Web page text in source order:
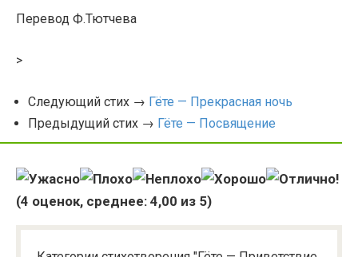
Перевод Ф.Тютчева
>
Следующий стих → Гёте — Прекрасная ночь
Предыдущий стих → Гёте — Посвящение
(4 оценок, среднее: 4,00 из 5)